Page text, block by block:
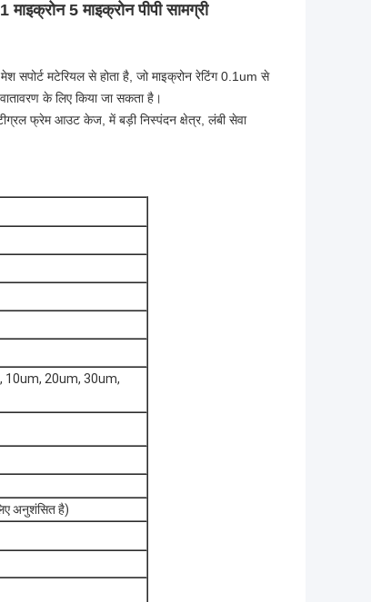
5 माइक्रोन पीपी सामग्री
सपोर्ट मटेरियल से होता है, जो माइक्रोन रेटिंग 0.1um से
के लिए किया जा सकता है।
फ्रेम आउट केज, में बड़ी निस्पंदन क्षेत्र, लंबी सेवा
10um, 20um, 30um,
अनुशंसित है)